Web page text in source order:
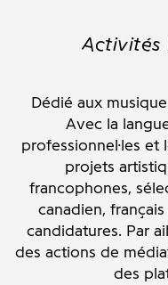
Activités
Dédié aux
Avec la
professionnel·les
projets
francophones,
canadien,
candidatures. Par
des actions de
des